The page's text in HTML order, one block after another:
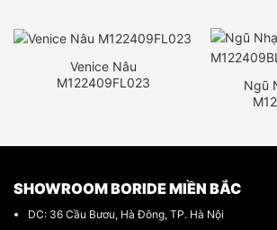
Venice Nâu
M122409FL023
Ngũ
SHOWROOM BORIDE MIỀN BẮC
DC: 36 Cầu Bươu, Hà Đông, TP. Hà Nội